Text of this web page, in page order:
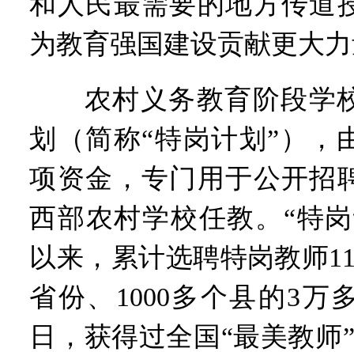
为教育强国建设贡献更大
农村义务教育阶段学
划（简称“特岗计划”），
项资金，专门用于公开招
西部农村学校任教。“特
以来，累计选聘特岗教师
省份、1000多个县的3万
日，获得过全国“最美教师